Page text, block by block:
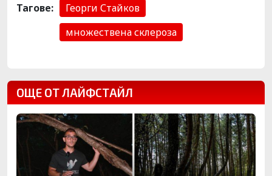
Тагове:
Георги Стайков
множествена склероза
ОЩЕ ОТ ЛАЙФСТАЙЛ